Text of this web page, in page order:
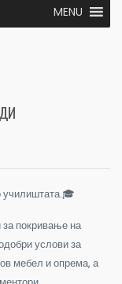
MENU
училиштата.🎓
за покривање на
услови за
мебел и опрема, а